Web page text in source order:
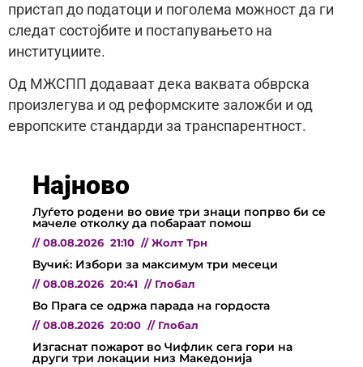
пристап до податоци и поголема можност да ги
следат состојбите и постапувањето на
институциите.
Од МЖСПП додаваат дека ваквата обврска
произлегува и од реформските заложби и од
европските стандарди за транспарентност.
Најново
Луѓето родени во овие три знаци попрво би се
мачеле отколку да побараат помош
// 08.08.2026 21:10 // Жолт Трн
Вучиќ: Избори за максимум три месеци
// 08.08.2026 20:41 // Глобал
Во Прага се одржа парада на гордоста
// 08.08.2026 20:00 // Глобал
Изгаснат пожарот во Чифлик сега гори на
други три локации низ Македонија